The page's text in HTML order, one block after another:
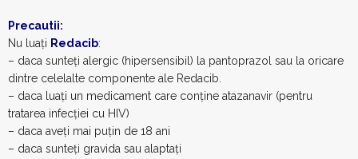
Precautii:
Nu luaţi Redacib:
– daca sunteţi alergic (hipersensibil) la pantoprazol sau la oricare
dintre celelalte componente ale Redacib.
– daca luaţi un medicament care conţine atazanavir (pentru
tratarea infecţiei cu HIV)
– daca aveţi mai puţin de 18 ani
– daca sunteţi gravida sau alaptaţi